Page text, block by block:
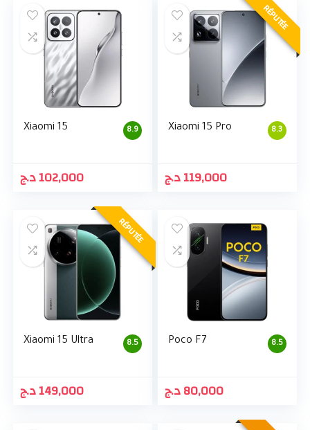
8.9
Xiaomi 15
102,000د.ج
RÉPUTÉE
8.3
Xiaomi 15 Pro
119,000د.ج
RÉPUTÉE
8.5
Xiaomi 15 Ultra
149,000د.ج
8.5
Poco F7
80,000د.ج